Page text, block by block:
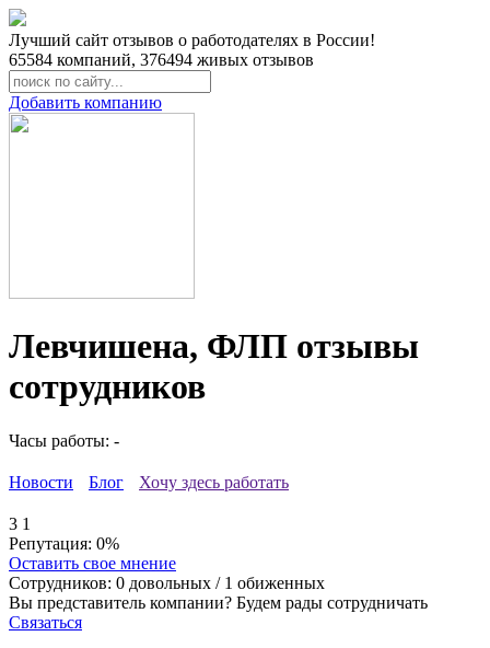
Лучший сайт отзывов о работодателях в России!
65584 компаний, 376494 живых отзывов
Добавить компанию
Левчишена, ФЛП отзывы
сотрудников
Часы работы: -
Новости Блог Хочу здесь работать
3 1
Репутация: 0%
Оставить свое мнение
Сотрудников: 0 довольных / 1 обиженных
Вы представитель компании? Будем рады сотрудничать
Связаться